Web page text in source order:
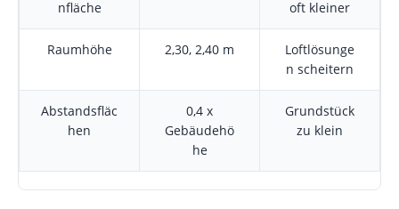
nfläche oft kleiner
Raumhöhe 2,30, 2,40 m
Loftlösunge
n scheitern
Abstandsfläc
hen
0,4 x
Gebäudehö
he
Grundstück
zu klein